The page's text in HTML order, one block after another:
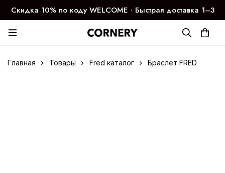
Скидка 10% по коду WELCOME ∙ Быстрая доставка 1–3
дня
Главная Товары Fred каталог Браслет FRED